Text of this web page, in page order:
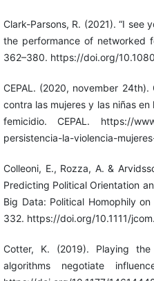
Clark-Parsons, R. (2021). “I see
the performance of networked
362–380. https://doi.org/
CEPAL. (2020, november
contra las mujeres y las niñas
femicidio. CEPAL. https://
persistencia-la-violencia-
Colleoni, E., Rozza, A. &
Predicting Political Orientation
Big Data: Political Homophily
332. https://doi.org/10.1111/
Cotter, K. (2019). Playing
algorithms negotiate